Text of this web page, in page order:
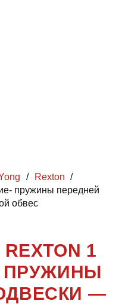
/ Rexton /
пружины передней
обвес
1
ПРУЖИНЫ
—